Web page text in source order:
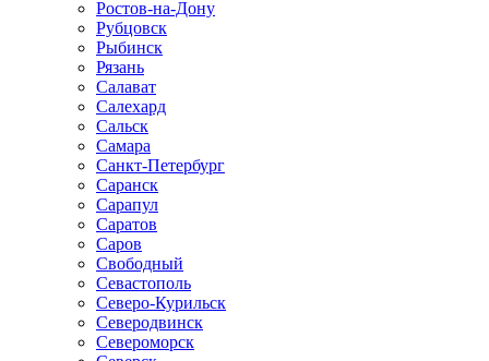
Ростов-на-Дону
Рубцовск
Рыбинск
Рязань
Салават
Салехард
Сальск
Самара
Санкт-Петербург
Саранск
Сарапул
Саратов
Саров
Свободный
Севастополь
Северо-Курильск
Северодвинск
Североморск